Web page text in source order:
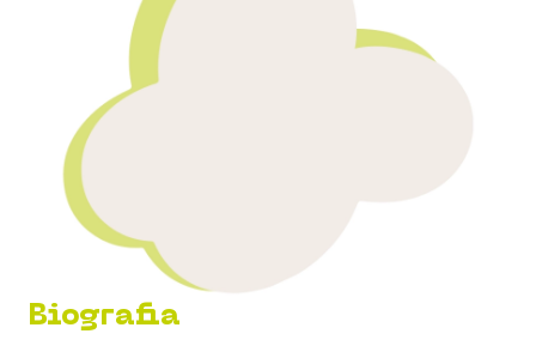
Biografia